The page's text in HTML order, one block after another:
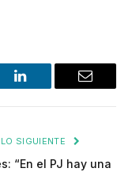
LinkedIn Email
SIGUIENTE
“En el PJ hay una